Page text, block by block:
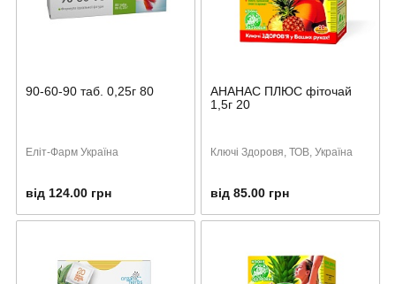
90-60-90 таб. 0,25г 80
Еліт-Фарм Україна
від 124.00 грн
АНАНАС ПЛЮС фіточай
1,5г 20
Ключі Здоровя, ТОВ, Україна
від 85.00 грн